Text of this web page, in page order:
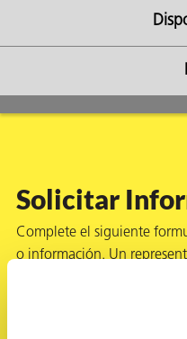
Solicitar
Complete el siguiente
o información. Un